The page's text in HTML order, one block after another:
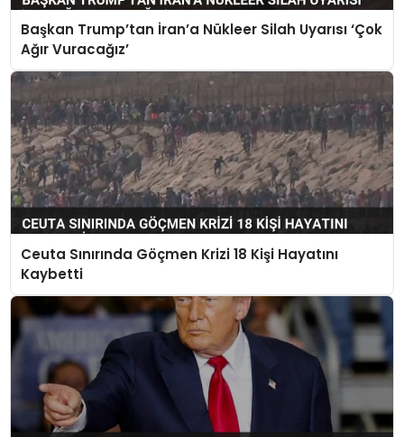
Başkan Trump’tan İran’a Nükleer Silah Uyarısı ‘Çok
Ağır Vuracağız’
Ceuta Sınırında Göçmen Krizi 18 Kişi Hayatını
Kaybetti